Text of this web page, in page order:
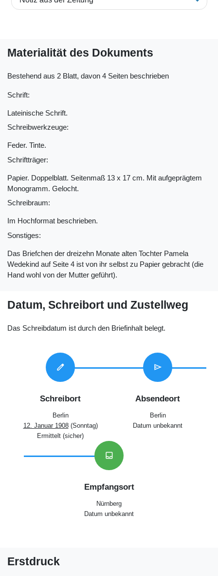
Materialität des Dokuments
Bestehend aus 2 Blatt, davon 4 Seiten beschrieben
Schrift:
Lateinische Schrift.
Schreibwerkzeuge:
Feder. Tinte.
Schriftträger:
Papier. Doppelblatt. Seitenmaß 13 x 17 cm. Mit aufgeprägtem
Monogramm. Gelocht.
Schreibraum:
Im Hochformat beschrieben.
Sonstiges:
Das Briefchen der dreizehn Monate alten Tochter Pamela
Wedekind auf Seite 4 ist von ihr selbst zu Papier gebracht (die
Hand wohl von der Mutter geführt).
Datum, Schreibort und Zustellweg
Das Schreibdatum ist durch den Briefinhalt belegt.
edit
Schreibort
Berlin
12. Januar 1908(Sonntag)
Ermittelt (sicher)
send
Absendeort
Berlin
Datum unbekannt
inbox
Empfangsort
Nürnberg
Datum unbekannt
Erstdruck